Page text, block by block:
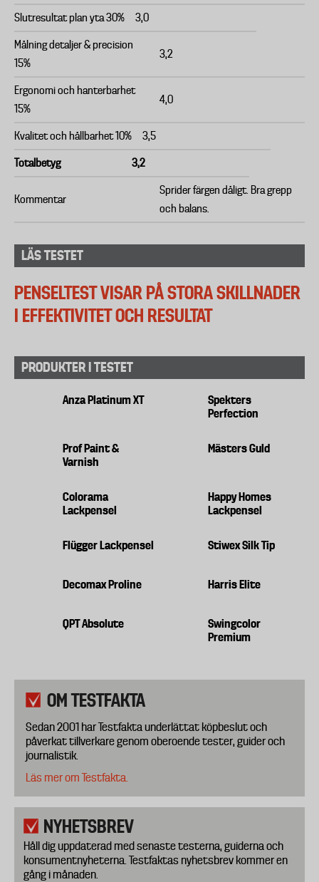
Slutresultat plan yta 30% 3,0
Målning detaljer & precision
15%
3,2
Ergonomi och hanterbarhet
15%
4,0
Kvalitet och hållbarhet 10% 3,5
Totalbetyg 3,2
Kommentar
Sprider färgen dåligt. Bra grepp
och balans.
LÄS TESTET
PENSELTEST VISAR PÅ STORA SKILLNADER
I EFFEKTIVITET OCH RESULTAT
PRODUKTER I TESTET
Anza Platinum XT
Spekters
Perfection
Prof Paint &
Varnish
Mästers Guld
Colorama
Lackpensel
Happy Homes
Lackpensel
Flügger Lackpensel Stiwex Silk Tip
Decomax Proline Harris Elite
QPT Absolute
Swingcolor
Premium
OM TESTFAKTA
Sedan 2001 har Testfakta underlättat köpbeslut och
påverkat tillverkare genom oberoende tester, guider och
journalistik.
Läs mer om Testfakta.
NYHETSBREV
Håll dig uppdaterad med senaste testerna, guiderna och
konsumentnyheterna. Testfaktas nyhetsbrev kommer en
gång i månaden.